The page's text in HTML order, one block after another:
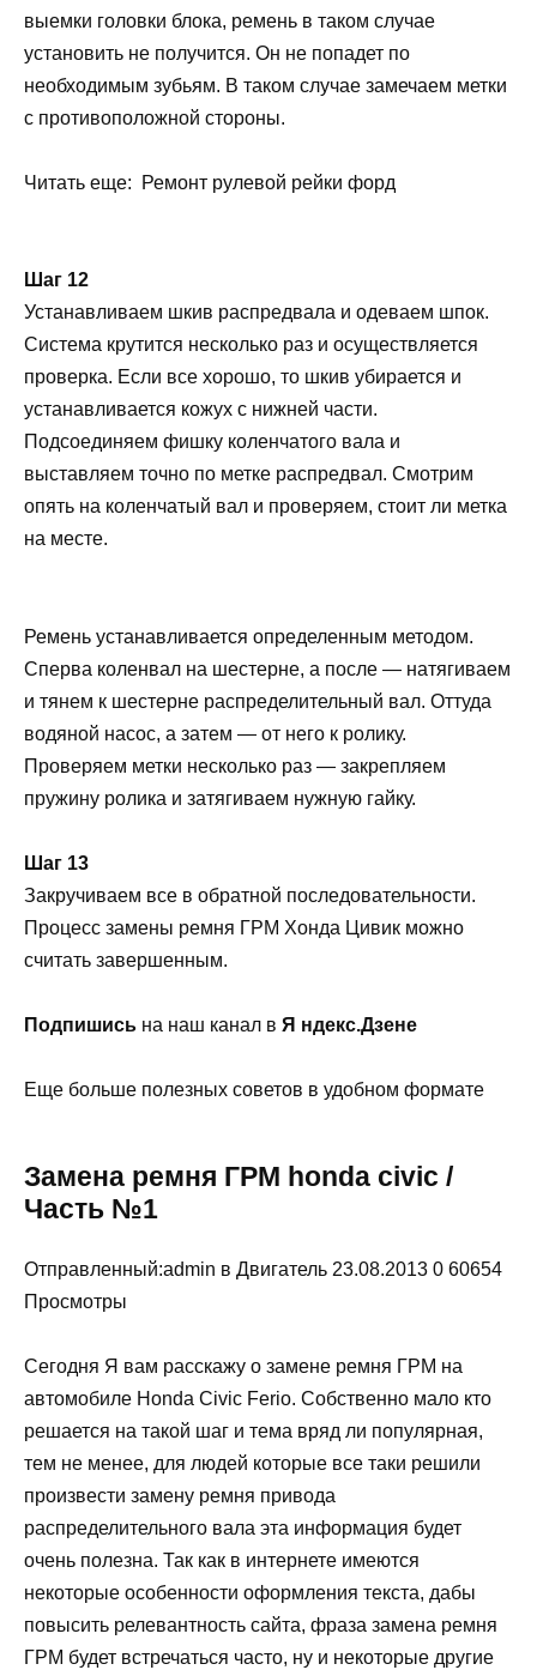
выемки головки блока, ремень в таком случае
установить не получится. Он не попадет по
необходимым зубьям. В таком случае замечаем метки
с противоположной стороны.
Читать еще: Ремонт рулевой рейки форд
Шаг 12
Устанавливаем шкив распредвала и одеваем шпок.
Система крутится несколько раз и осуществляется
проверка. Если все хорошо, то шкив убирается и
устанавливается кожух с нижней части.
Подсоединяем фишку коленчатого вала и
выставляем точно по метке распредвал. Смотрим
опять на коленчатый вал и проверяем, стоит ли метка
на месте.
Ремень устанавливается определенным методом.
Сперва коленвал на шестерне, а после — натягиваем
и тянем к шестерне распределительный вал. Оттуда
водяной насос, а затем — от него к ролику.
Проверяем метки несколько раз — закрепляем
пружину ролика и затягиваем нужную гайку.
Шаг 13
Закручиваем все в обратной последовательности.
Процесс замены ремня ГРМ Хонда Цивик можно
считать завершенным.
Подпишись на наш канал в Я ндекс.Дзене
Еще больше полезных советов в удобном формате
Замена ремня ГРМ honda civic /
Часть №1
Отправленный:admin в Двигатель 23.08.2013 0 60654
Просмотры
Сегодня Я вам расскажу о замене ремня ГРМ на
автомобиле Honda Civic Ferio. Собственно мало кто
решается на такой шаг и тема вряд ли популярная,
тем не менее, для людей которые все таки решили
произвести замену ремня привода
распределительного вала эта информация будет
очень полезна. Так как в интернете имеются
некоторые особенности оформления текста, дабы
повысить релевантность сайта, фраза замена ремня
ГРМ будет встречаться часто, ну и некоторые другие